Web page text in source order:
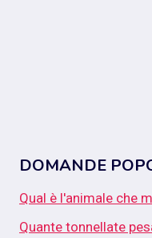
DOMANDE
Qual è l'animale che
Quante tonnellate